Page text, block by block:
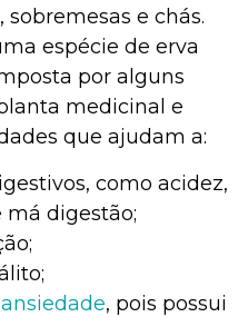
sobremesas e chás.
espécie de erva
por alguns
medicinal e
que ajudam a:
como acidez,
má digestão;
ansiedade, pois possui